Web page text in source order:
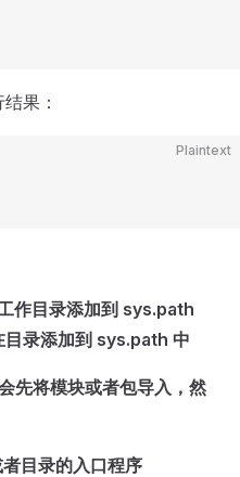
果：
Plaintext
作目录添加到 sys.path
目录添加到 sys.path 中
先将模块或者包导入，然
目录的入口程序